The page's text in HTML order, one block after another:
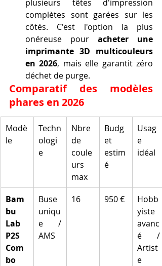
plusieurs têtes d'impression
complètes sont garées sur les
côtés. C'est l'option la plus
onéreuse pour acheter une
imprimante 3D multicouleurs
en 2026, mais elle garantit zéro
déchet de purge.
Comparatif des modèles
phares en 2026
Modè
le
Techn
ologi
e
Nbre
de
coule
urs
max
Budg
et
estim
é
Usag
e
idéal
Bam
bu
Lab
P2S
Com
bo
Buse
uniqu
e /
AMS
16 950 €
Hobb
yiste
avanc
é /
Artist
e